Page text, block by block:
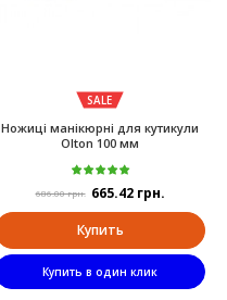
SALE
Ножиці манікюрні для кутикули
Olton 100 мм
686.00 грн. 665.42 грн.
Купить
Купить в один клик